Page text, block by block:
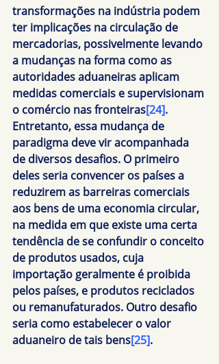
transformações na indústria podem
ter implicações na circulação de
mercadorias, possivelmente levando
a mudanças na forma como as
autoridades aduaneiras aplicam
medidas comerciais e supervisionam
o comércio nas fronteiras[24].
Entretanto, essa mudança de
paradigma deve vir acompanhada
de diversos desafios. O primeiro
deles seria convencer os países a
reduzirem as barreiras comerciais
aos bens de uma economia circular,
na medida em que existe uma certa
tendência de se confundir o conceito
de produtos usados, cuja
importação geralmente é proibida
pelos países, e produtos reciclados
ou remanufaturados. Outro desafio
seria como estabelecer o valor
aduaneiro de tais bens[25].